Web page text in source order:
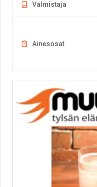
Valmistaja
Ainesosat